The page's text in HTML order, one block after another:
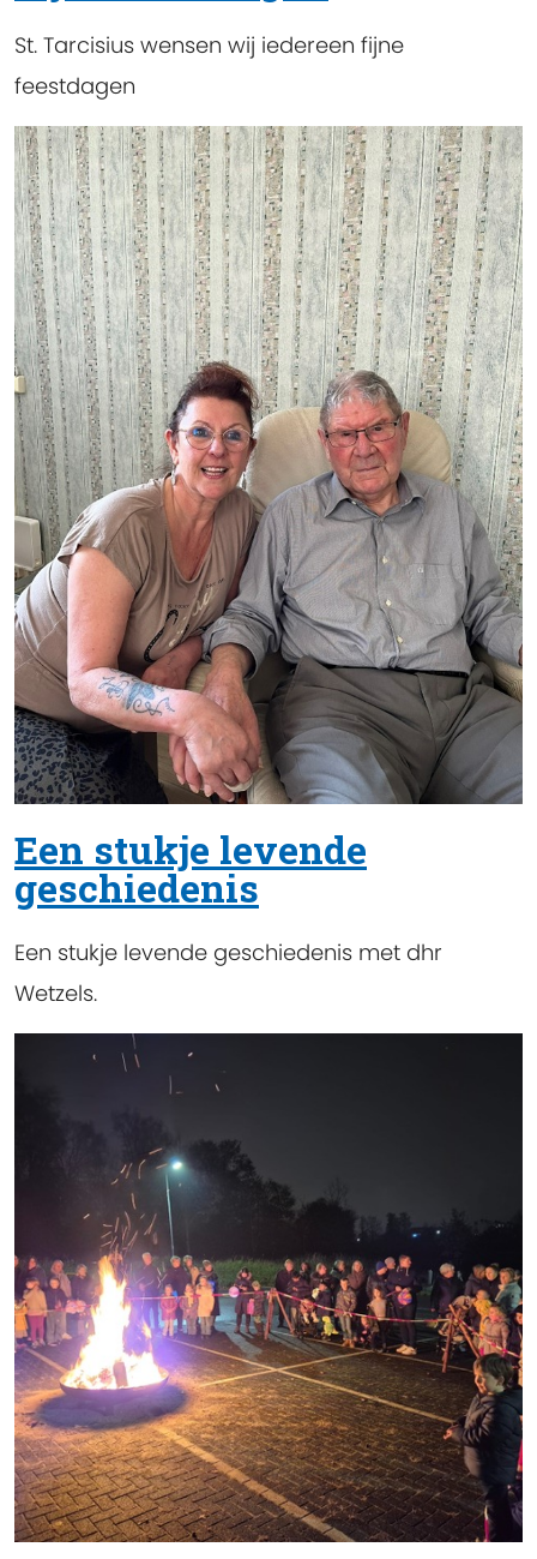
St. Tarcisius wensen wij iedereen fijne
feestdagen
Een stukje levende
geschiedenis
Een stukje levende geschiedenis met dhr
Wetzels.